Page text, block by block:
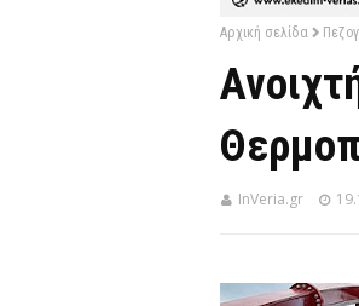
Αρχική σελίδα
InVeria.gr